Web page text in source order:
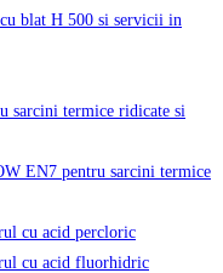
blat H 500 si servicii in
sarcini termice ridicate si
EN7 pentru sarcini termice
cu acid percloric
cu acid fluorhidric